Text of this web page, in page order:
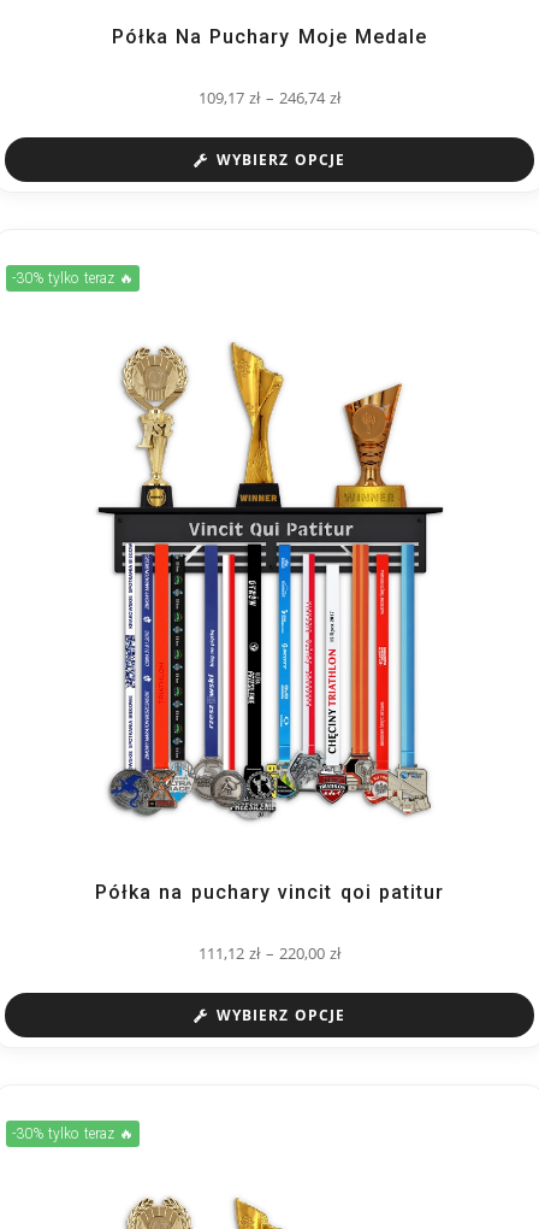
Półka Na Puchary Moje Medale
109,17zł – 246,74zł
WYBIERZ OPCJE
-30% tylko teraz 🔥
Półka na puchary vincit qoi patitur
111,12zł – 220,00zł
WYBIERZ OPCJE
-30% tylko teraz 🔥